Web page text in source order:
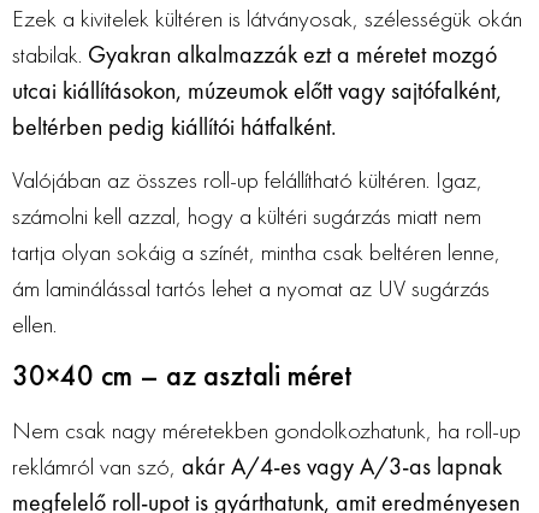
Ezek a kivitelek kültéren is látványosak, szélességük okán
stabilak. Gyakran alkalmazzák ezt a méretet mozgó
utcai kiállításokon, múzeumok előtt vagy sajtófalként,
beltérben pedig kiállítói hátfalként.
Valójában az összes roll-up felállítható kültéren. Igaz,
számolni kell azzal, hogy a kültéri sugárzás miatt nem
tartja olyan sokáig a színét, mintha csak beltéren lenne,
ám laminálással tartós lehet a nyomat az UV sugárzás
ellen.
30×40 cm – az asztali méret
Nem csak nagy méretekben gondolkozhatunk, ha roll-up
reklámról van szó, akár A/4-es vagy A/3-as lapnak
megfelelő roll-upot is gyárthatunk, amit eredményesen